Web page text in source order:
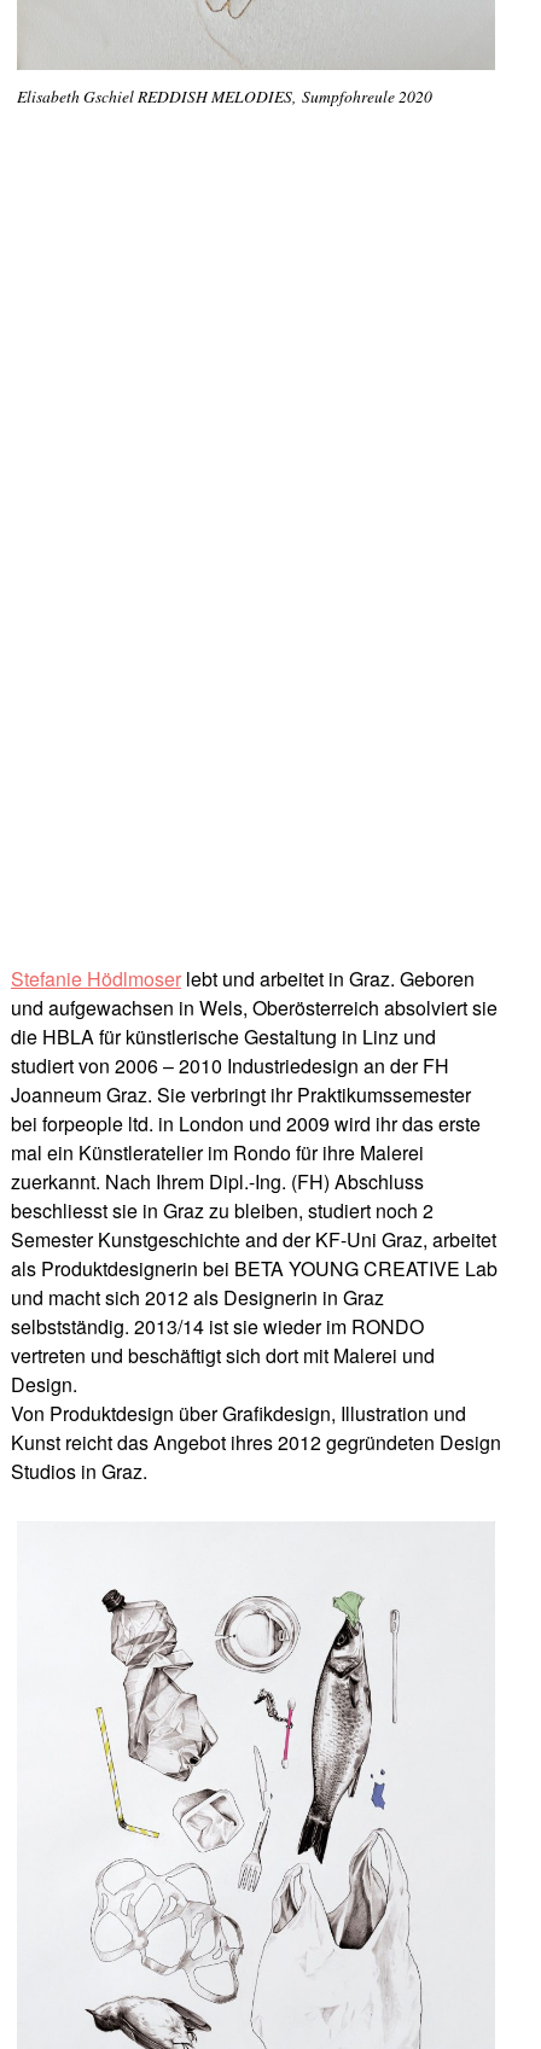
Elisabeth Gschiel REDDISH MELODIES, Sumpfohreule 2020
Stefanie Hödlmoserlebt und arbeitet in Graz. Geboren
und aufgewachsen in Wels, Oberösterreich absolviert sie
die HBLA für künstlerische Gestaltung in Linz und
studiert von 2006 – 2010 Industriedesign an der FH
Joanneum Graz. Sie verbringt ihr Praktikumssemester
bei forpeople ltd. in London und 2009 wird ihr das erste
mal ein Künstleratelier im Rondo für ihre Malerei
zuerkannt. Nach Ihrem Dipl.-Ing. (FH) Abschluss
beschliesst sie in Graz zu bleiben, studiert noch 2
Semester Kunstgeschichte and der KF-Uni Graz, arbeitet
als Produktdesignerin bei BETA YOUNG CREATIVE Lab
und macht sich 2012 als Designerin in Graz
selbstständig. 2013/14 ist sie wieder im RONDO
vertreten und beschäftigt sich dort mit Malerei und
Design.
Von Produktdesign über Grafikdesign, Illustration und
Kunst reicht das Angebot ihres 2012 gegründeten Design
Studios in Graz.